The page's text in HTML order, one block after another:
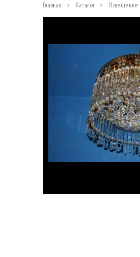
Главная > Каталог > Освещение